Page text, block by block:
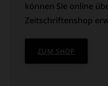
können Sie online
Zeitschriftenshop
ZUM SHOP